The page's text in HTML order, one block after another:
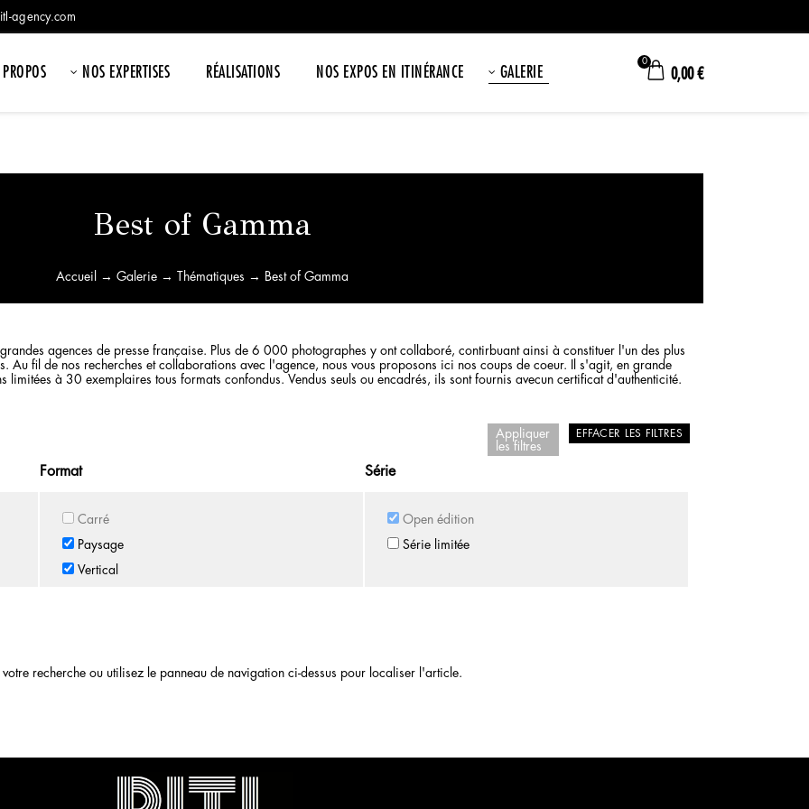
agency.com
NOS EXPERTISES RÉALISATIONS NOS EXPOS EN ITINÉRANCE GALERIE
0
0,00€
Best of Gamma
Accueil → Galerie → Thématiques → Best of Gamma
agences de presse française. Plus de 6 000 photographes y ont collaboré, contirbuant ainsi à constituer l'un des plus
Au fil de nos recherches et collaborations avec l'agence, nous vous proposons ici nos coups de coeur. Il s'agit, en grande
limitées à 30 exemplaires tous formats confondus. Vendus seuls ou encadrés, ils sont fournis avecun certificat d'authenticité.
EFFACER LES FILTRES
Format
Carré
Paysage
Vertical
Série
Open édition
Série limitée
Appliquer
les filtres
recherche ou utilisez le panneau de navigation ci-dessus pour localiser l'article.